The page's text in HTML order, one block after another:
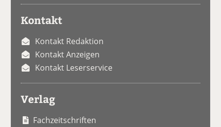
Kontakt
Kontakt Redaktion
Kontakt Anzeigen
Kontakt Leserservice
Verlag
Fachzeitschriften